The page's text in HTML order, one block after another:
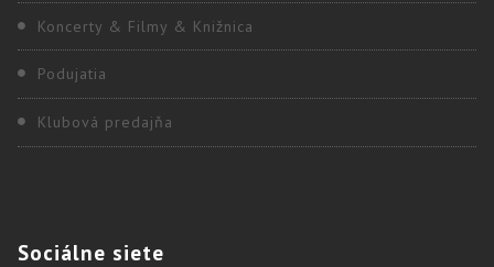
Koncerty & Filmy & Knižnica
Podujatia
Klubová predajňa
Sociálne siete